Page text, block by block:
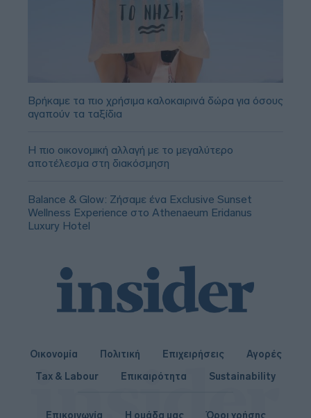
Βρήκαμε τα πιο χρήσιμα καλοκαιρινά δώρα για όσους
αγαπούν τα ταξίδια
Η πιο οικονομική αλλαγή με το μεγαλύτερο
αποτέλεσμα στη διακόσμηση
Balance & Glow: Ζήσαμε ένα Exclusive Sunset
Wellness Experience στο Athenaeum Eridanus
Luxury Hotel
Οικονομία Πολιτική Επιχειρήσεις
Αγορές
Tax & Labour
Επικαιρότητα Sustainability
Επικοινωνία Η ομάδα μας Όροι χρήσης